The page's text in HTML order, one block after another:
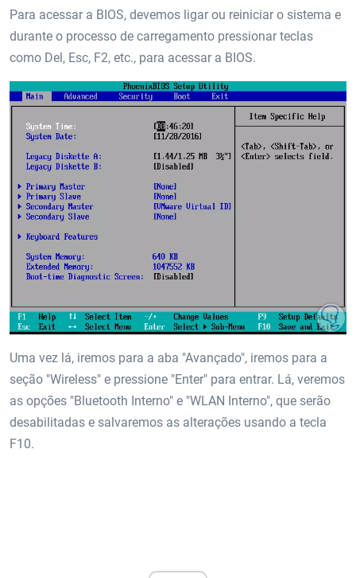
Para acessar a BIOS, devemos ligar ou reiniciar o sistema e
durante o processo de carregamento pressionar teclas
como Del, Esc, F2, etc., para acessar a BIOS.
Uma vez lá, iremos para a aba "Avançado", iremos para a
seção "Wireless" e pressione "Enter" para entrar. Lá, veremos
as opções "Bluetooth Interno" e "WLAN Interno", que serão
desabilitadas e salvaremos as alterações usando a tecla
F10.